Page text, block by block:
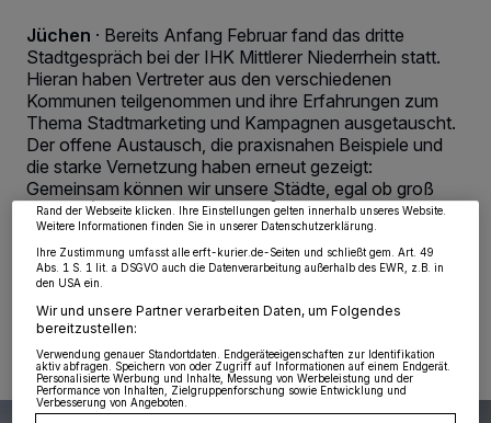
Jüchen · Bereits Anfang Februar fand das dritte
Stadtgespräch bei der IHK Mittlerer Niederrhein statt.
Hieran haben Vertreter aus den verschiedenen
Kommunen teilgenommen und ihre Erfahrungen zum
Thema Stadtmarketing und Kampagnen ausgetauscht.
Der offene Austausch, die praxisnahen Beispiele und
die starke Vernetzung haben erneut gezeigt:
Gemeinsam können wir unsere Städte, egal ob groß
oder klein, attraktiv und lebendig gestalten.
03.03.2026 , 08:00 Uhr 2 Minuten Lesezeit
Wir und unsere218-Partner speichern und greifen auf personenbezogene Daten
wie Browserdaten oder eindeutige Kennungen auf Ihrem Gerät zu. Durch Auswahl
von OK aktivieren Sie Tracking-Technologien für die unter „Wir und unsere
Partner verarbeiten Daten, um Ihnen Dienste bereitzustellen“ aufgeführten
Zwecke. Wenn Tracker deaktiviert sind, sind manche Inhalte und Anzeigen
möglicherweise nicht mehr so relevant für Sie. Sie können dieses Menü jederzeit
wieder aufrufen, um Ihre Einstellungen zu ändern oder Ihre Einwilligung zu
widerrufen, indem Sie auf den Link Einstellungen oder Ablehnen am unteren
Rand der Webseite klicken. Ihre Einstellungen gelten innerhalb unseres Website.
Weitere Informationen finden Sie in unserer Datenschutzerklärung.
Ihre Zustimmung umfasst alle erft-kurier.de-Seiten und schließt gem. Art. 49
Abs. 1 S. 1 lit. a DSGVO auch die Datenverarbeitung außerhalb des EWR, z.B. in
den USA ein.
Wir und unsere Partner verarbeiten Daten, um Folgendes
bereitzustellen:
Verwendung genauer Standortdaten. Endgeräteeigenschaften zur Identifikation
aktiv abfragen. Speichern von oder Zugriff auf Informationen auf einem Endgerät.
Personalisierte Werbung und Inhalte, Messung von Werbeleistung und der
Performance von Inhalten, Zielgruppenforschung sowie Entwicklung und
Verbesserung von Angeboten.